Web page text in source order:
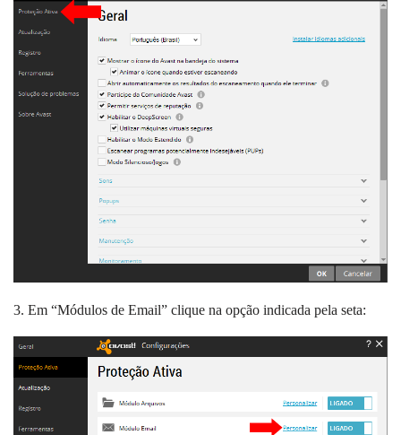
3. Em “Módulos de Email” clique na opção indicada pela seta: